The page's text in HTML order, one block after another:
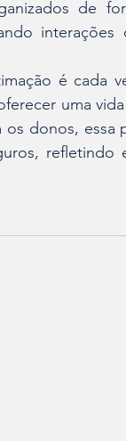
de
interações
é cada
uma
donos, essa
refletindo